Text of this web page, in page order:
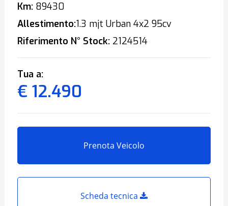
Km:89430
Allestimento:1.3 mjt Urban 4x2 95cv
Riferimento N° Stock:2124514
Tua a:
€ 12.490
Prenota Veicolo
Scheda tecnica